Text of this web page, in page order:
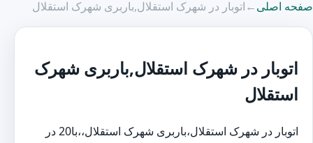
صفحه اصلی←اتوبار در شهرک استقلال,باربری شهرک استقلال
اتوبار در شهرک استقلال,باربری شهرک
استقلال
اتوبار در شهرک استقلال،باربری شهرک استقلال،،با20 در